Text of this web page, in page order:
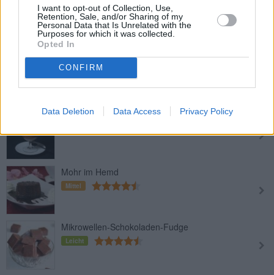
I want to opt-out of Collection, Use,
Retention, Sale, and/or Sharing of my
Personal Data that Is Unrelated with the
Purposes for which it was collected.
Opted In
CONFIRM
Data Deletion Data Access Privacy Policy
Schokoladen-Mousse
Leicht
Mousse au Chocolat
Schoko-Eierlikör-Mousse
Mohr im Hemd
Mittel
Mikrowellen-Schokoladen-Fudge
Leicht